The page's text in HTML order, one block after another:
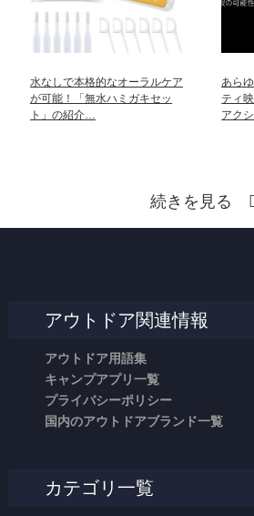
水なしで本格的なオーラルケア
が可能！「無水ハミガキセッ
ト」の紹介…
あら
ティ
アク
続きを見る
アウトドア関連情報
アウトドア用語集
キャンプアプリ一覧
プライバシーポリシー
国内のアウトドアブランド一覧
カテゴリ一覧